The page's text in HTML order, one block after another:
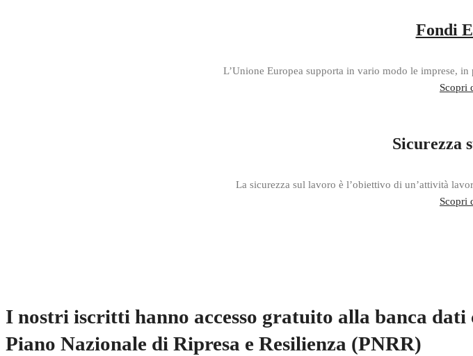
Fondi
L’Unione Europea supporta in vario modo le imprese,
Scopri
Sicurezza
La sicurezza sul lavoro è l’obiettivo di un’attività
Scopri
I nostri iscritti hanno accesso gratuito alla banca
Piano Nazionale di Ripresa e Resilienza (PNRR)